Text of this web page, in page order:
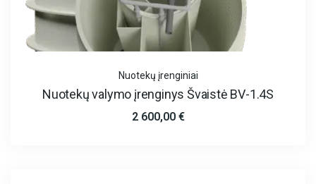
Nuotekų įrenginiai
Nuotekų valymo įrenginys Švaistė BV-1.4S
2 600,00 €